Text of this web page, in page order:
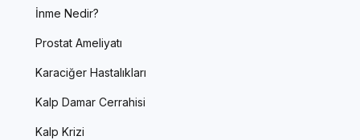
İnme Nedir?
Prostat Ameliyatı
Karaciğer Hastalıkları
Kalp Damar Cerrahisi
Kalp Krizi